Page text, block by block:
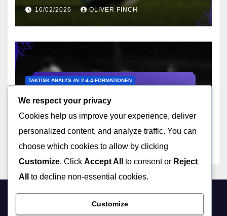
Utnyttjande av utrymme,
Beslutsfattande
16/02/2026 OLIVER FINCH
TAKTISK ANALYS AV 2-4-4-FORMATIONEN
2-4-4 Formation:
Kontringspress, Defensiv
struktur, Offensiva
överbelastningar
artypeople.se
We respect your privacy
Cookies help us improve your experience, deliver
personalized content, and analyze traffic. You can
choose which cookies to allow by clicking
Customize. Click Accept All to consent or Reject
All
to decline non-essential cookies.
Customize